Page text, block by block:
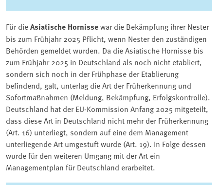
Für dieAsiatische Hornissewar die Bekämpfung ihrer Nester
bis zum Frühjahr 2025 Pflicht, wenn Nester den zuständigen
Behörden gemeldet wurden. Da die Asiatische Hornisse bis
zum Frühjahr 2025 in Deutschland als noch nicht etabliert,
sondern sich noch in der Frühphase der Etablierung
befindend, galt, unterlag die Art der Früherkennung und
Sofortmaßnahmen (Meldung, Bekämpfung, Erfolgskontrolle).
Deutschland hat der EU-Kommission Anfang 2025 mitgeteilt,
dass diese Art in Deutschland nicht mehr der Früherkennung
(Art. 16) unterliegt, sondern auf eine dem Management
unterliegende Art umgestuft wurde (Art. 19). In Folge dessen
wurde für den weiteren Umgang mit der Art ein
Managementplan für Deutschland erarbeitet.